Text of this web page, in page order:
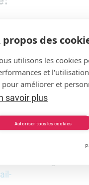
régies par le PLUi
le PLU de la
est désormais rendu
en ligne sur le
propos des
utilisons les cookies
et
pour améliorer et
savoir plus
Autoriser tous les cookies